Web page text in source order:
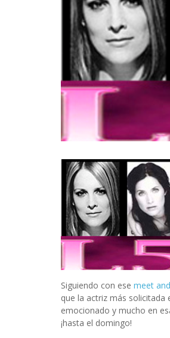
INFIELES
Siguiendo con ese meet
que la actriz más solicitada
emocionado y mucho en
¡hasta el domingo!